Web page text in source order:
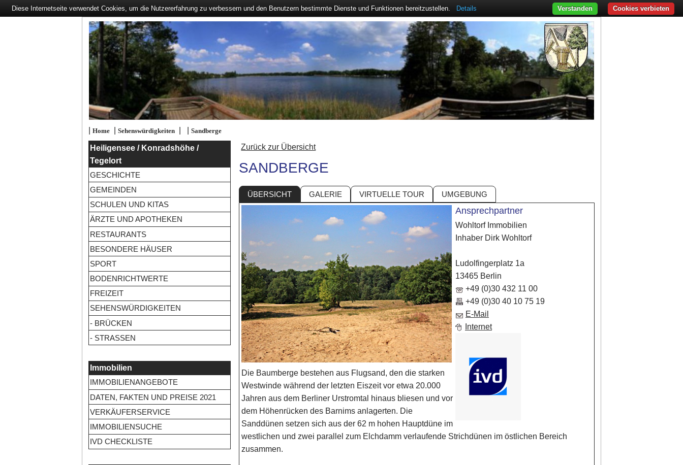
| Home| Sehenswürdigkeiten| | Sandberge
Heiligensee / Konradshöhe /
Tegelort
GESCHICHTE
GEMEINDEN
SCHULEN UND KITAS
ÄRZTE UND APOTHEKEN
RESTAURANTS
BESONDERE HÄUSER
SPORT
BODENRICHTWERTE
FREIZEIT
SEHENSWÜRDIGKEITEN
- BRÜCKEN
- STRASSEN
Immobilien
IMMOBILIENANGEBOTE
DATEN, FAKTEN UND PREISE 2021
VERKÄUFERSERVICE
IMMOBILIENSUCHE
IVD CHECKLISTE
Zurück zur Übersicht
SANDBERGE
ÜBERSICHT GALERIE VIRTUELLE TOUR
UMGEBUNG
Ansprechpartner
Wohltorf Immobilien
Inhaber Dirk Wohltorf
Ludolfingerplatz 1a
13465 Berlin
+49 (0)30 432 11 00
+49 (0)30 40 10 75 19
E-Mail
Internet
Die Baumberge bestehen aus Flugsand, den die starken
Westwinde während der letzten Eiszeit vor etwa 20.000
Jahren aus dem Berliner Urstromtal hinaus bliesen und vor
dem Höhenrücken des Barnims anlagerten. Die
Sanddünen setzen sich aus der 62 m hohen Hauptdüne im
westlichen und zwei parallel zum Elchdamm verlaufende Strichdünen im östlichen Bereich
zusammen.
Diese Internetseite verwendet Cookies, um die Nutzererfahrung zu verbessern und den Benutzern bestimmte Dienste und Funktionen bereitzustellen. Details Cookies verbieten
Verstanden